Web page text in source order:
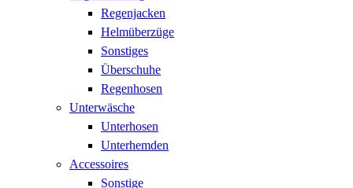
Regenjacken
Helmüberzüge
Sonstiges
Überschuhe
Regenhosen
Unterwäsche
Unterhosen
Unterhemden
Accessoires
Sonstige